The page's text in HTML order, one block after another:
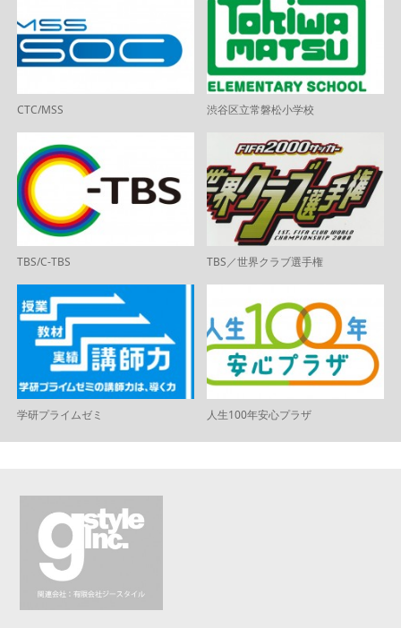
CTC/MSS 渋谷区立常磐松小学校
TBS/C-TBS TBS／世界クラブ選手権
学研プライムゼミ 人生100年安心プラザ